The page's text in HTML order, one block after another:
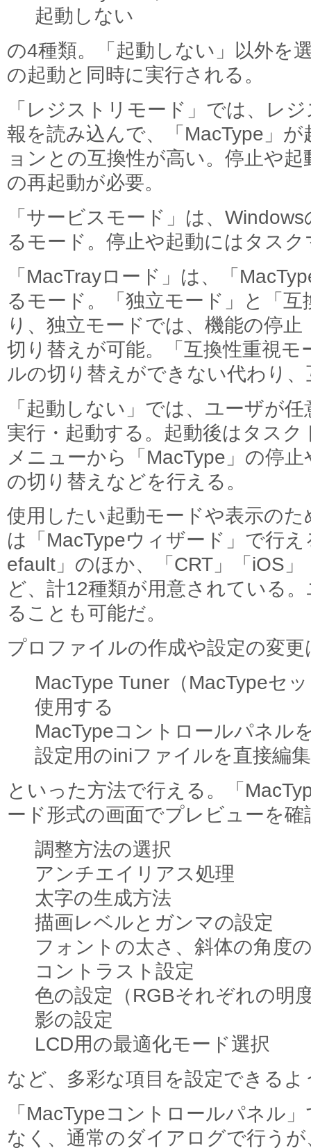
起動しない
の4種類。「起動しない」以外を
の起動と同時に実行される。
「レジストリモード」では、レ
報を読み込んで、「MacType」
ョンとの互換性が高い。停止や
の再起動が必要。
「サービスモード」は、
るモード。停止や起動にはタス
「MacTrayロード」は、「
るモード。「独立モード」と「
り、独立モードでは、機能の停
切り替えが可能。「互換性重視
ルの切り替えができない代わり
「起動しない」では、ユーザが
実行・起動する。起動後はタス
メニューから「MacType」の停
の切り替えなどを行える。
使用したい起動モードや表示の
は「MacTypeウィザード」で行
efault」のほか、「CRT」「iOS
ど、計12種類が用意されている
ることも可能だ。
プロファイルの作成や設定の変更
MacType Tuner（MacTypeセ
使用する
MacTypeコントロールパネル
設定用のiniファイルを直接編
といった方法で行える。「
ード形式の画面でプレビューを
調整方法の選択
アンチエイリアス処理
太字の生成方法
描画レベルとガンマの設定
フォントの太さ、斜体の角度
コントラスト設定
色の設定（RGBそれぞれの明
影の設定
LCD用の最適化モード選択
など、多彩な項目を設定できる
「MacTypeコントロールパネル
なく、通常のダイアログで行う